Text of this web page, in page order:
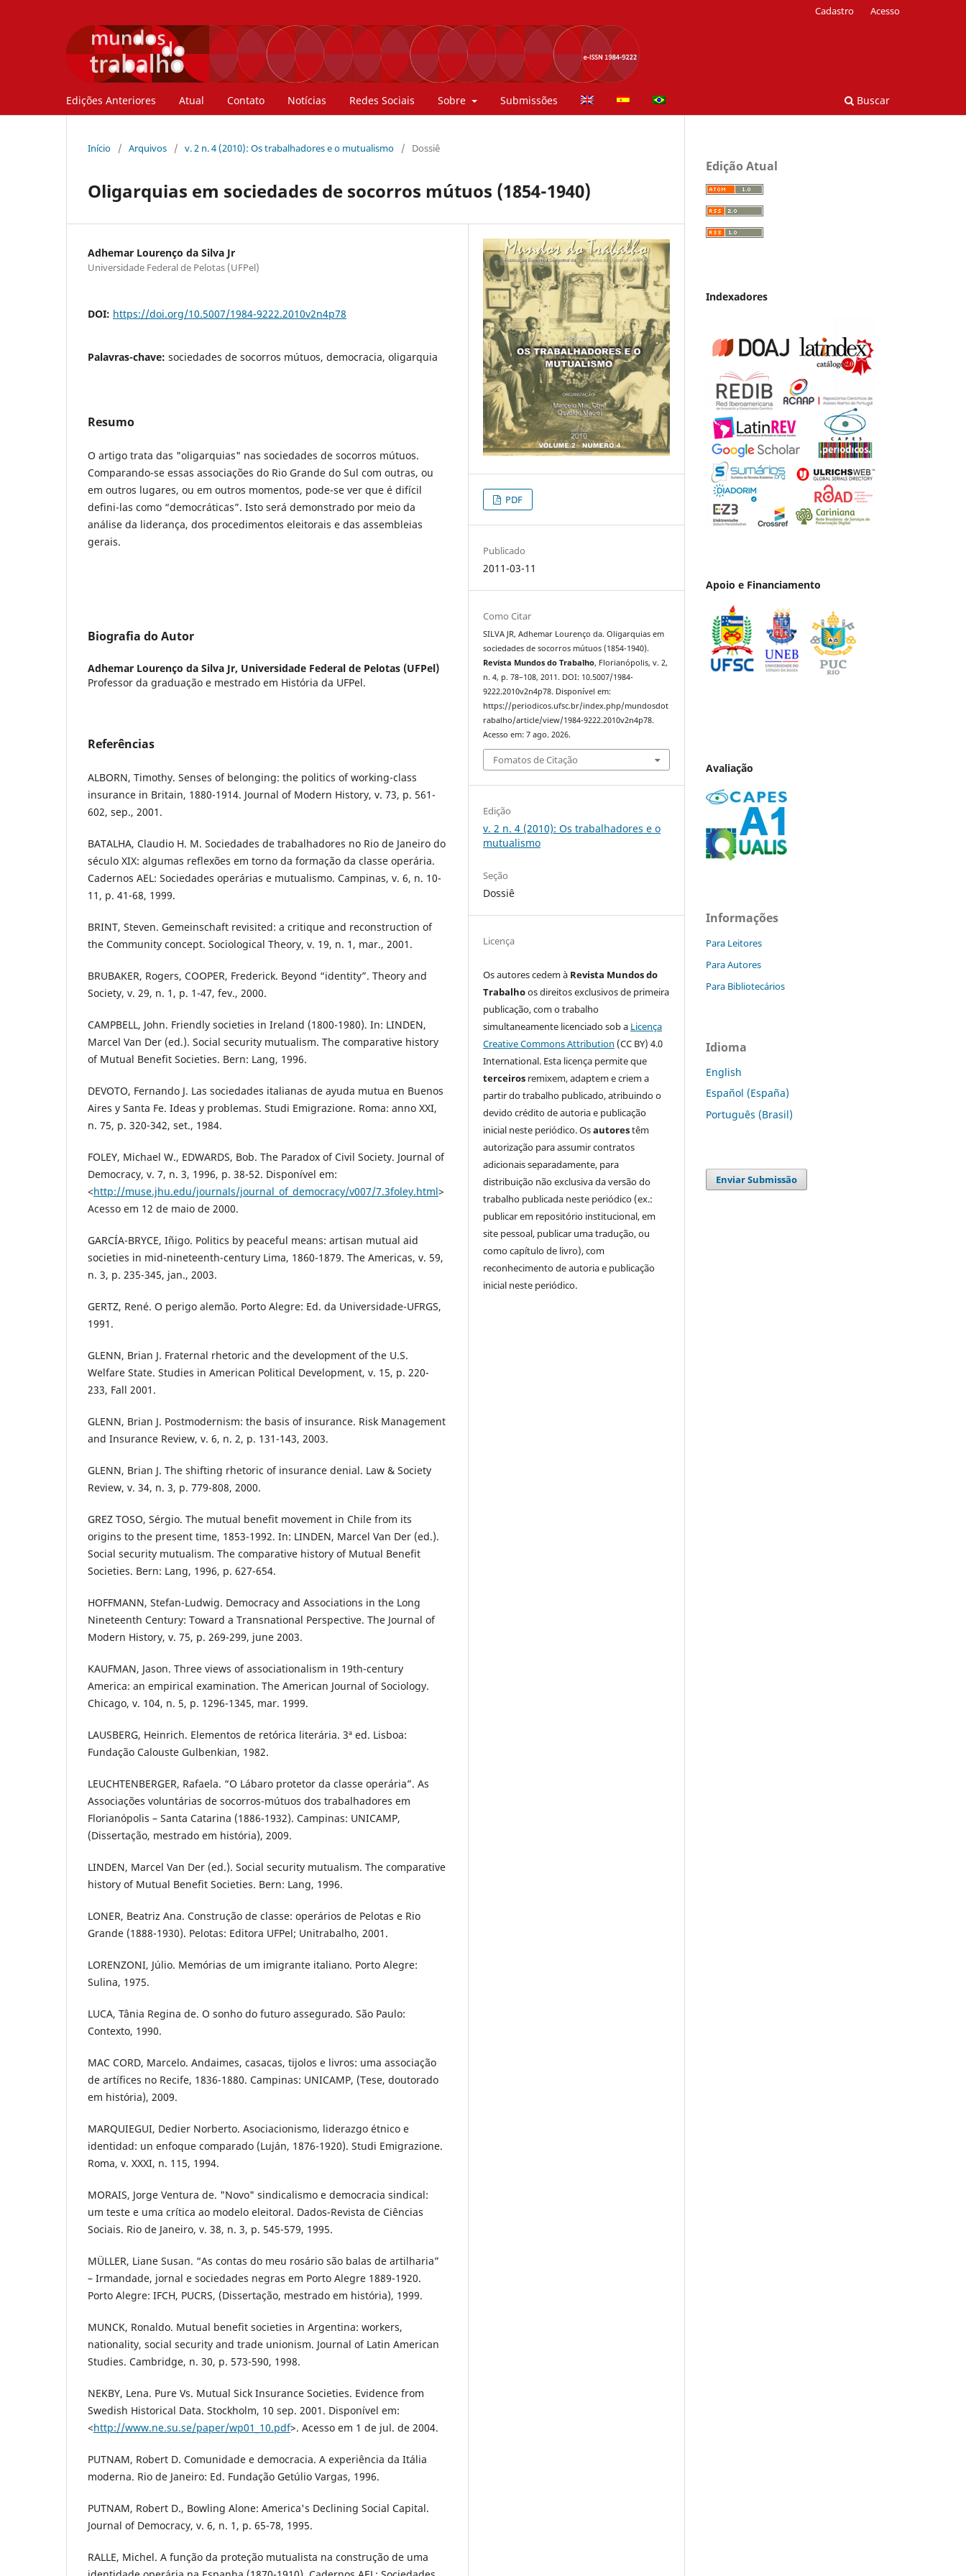
Edições Anteriores Atual Contato Notícias Redes Sociais Sobre Submissões Buscar
Cadastro Acesso
Início / Arquivos / v. 2 n. 4 (2010): Os trabalhadores e o mutualismo / Dossiê
Oligarquias em sociedades de socorros mútuos (1854-1940)
Adhemar Lourenço da Silva Jr
Universidade Federal de Pelotas (UFPel)
DOI: https://doi.org/10.5007/1984-9222.2010v2n4p78
Palavras-chave: sociedades de socorros mútuos, democracia, oligarquia
Resumo
O artigo trata das "oligarquias" nas sociedades de socorros mútuos.
Comparando-se essas associações do Rio Grande do Sul com outras, ou
em outros lugares, ou em outros momentos, pode-se ver que é difícil
defini-las como “democráticas”. Isto será demonstrado por meio da
análise da liderança, dos procedimentos eleitorais e das assembleias
gerais.
Biografia do Autor
Adhemar Lourenço da Silva Jr, Universidade Federal de Pelotas (UFPel)
Professor da graduação e mestrado em História da UFPel.
Referências
ALBORN, Timothy. Senses of belonging: the politics of working-class
insurance in Britain, 1880-1914. Journal of Modern History, v. 73, p. 561-
602, sep., 2001.
BATALHA, Claudio H. M. Sociedades de trabalhadores no Rio de Janeiro do
século XIX: algumas reflexões em torno da formação da classe operária.
Cadernos AEL: Sociedades operárias e mutualismo. Campinas, v. 6, n. 10-
11, p. 41-68, 1999.
BRINT, Steven. Gemeinschaft revisited: a critique and reconstruction of
the Community concept. Sociological Theory, v. 19, n. 1, mar., 2001.
BRUBAKER, Rogers, COOPER, Frederick. Beyond “identity”. Theory and
Society, v. 29, n. 1, p. 1-47, fev., 2000.
CAMPBELL, John. Friendly societies in Ireland (1800-1980). In: LINDEN,
Marcel Van Der (ed.). Social security mutualism. The comparative history
of Mutual Benefit Societies. Bern: Lang, 1996.
DEVOTO, Fernando J. Las sociedades italianas de ayuda mutua en Buenos
Aires y Santa Fe. Ideas y problemas. Studi Emigrazione. Roma: anno XXI,
n. 75, p. 320-342, set., 1984.
FOLEY, Michael W., EDWARDS, Bob. The Paradox of Civil Society. Journal of
Democracy, v. 7, n. 3, 1996, p. 38-52. Disponível em:
<http://muse.jhu.edu/journals/journal_of_democracy/v007/7.3foley.html>
Acesso em 12 de maio de 2000.
GARCÍA-BRYCE, Iñigo. Politics by peaceful means: artisan mutual aid
societies in mid-nineteenth-century Lima, 1860-1879. The Americas, v. 59,
n. 3, p. 235-345, jan., 2003.
GERTZ, René. O perigo alemão. Porto Alegre: Ed. da Universidade-UFRGS,
1991.
GLENN, Brian J. Fraternal rhetoric and the development of the U.S.
Welfare State. Studies in American Political Development, v. 15, p. 220-
233, Fall 2001.
GLENN, Brian J. Postmodernism: the basis of insurance. Risk Management
and Insurance Review, v. 6, n. 2, p. 131-143, 2003.
GLENN, Brian J. The shifting rhetoric of insurance denial. Law & Society
Review, v. 34, n. 3, p. 779-808, 2000.
GREZ TOSO, Sérgio. The mutual benefit movement in Chile from its
origins to the present time, 1853-1992. In: LINDEN, Marcel Van Der (ed.).
Social security mutualism. The comparative history of Mutual Benefit
Societies. Bern: Lang, 1996, p. 627-654.
HOFFMANN, Stefan-Ludwig. Democracy and Associations in the Long
Nineteenth Century: Toward a Transnational Perspective. The Journal of
Modern History, v. 75, p. 269-299, june 2003.
KAUFMAN, Jason. Three views of associationalism in 19th-century
America: an empirical examination. The American Journal of Sociology.
Chicago, v. 104, n. 5, p. 1296-1345, mar. 1999.
LAUSBERG, Heinrich. Elementos de retórica literária. 3ª ed. Lisboa:
Fundação Calouste Gulbenkian, 1982.
LEUCHTENBERGER, Rafaela. “O Lábaro protetor da classe operária”. As
Associações voluntárias de socorros-mútuos dos trabalhadores em
Florianópolis – Santa Catarina (1886-1932). Campinas: UNICAMP,
(Dissertação, mestrado em história), 2009.
LINDEN, Marcel Van Der (ed.). Social security mutualism. The comparative
history of Mutual Benefit Societies. Bern: Lang, 1996.
LONER, Beatriz Ana. Construção de classe: operários de Pelotas e Rio
Grande (1888-1930). Pelotas: Editora UFPel; Unitrabalho, 2001.
LORENZONI, Júlio. Memórias de um imigrante italiano. Porto Alegre:
Sulina, 1975.
LUCA, Tânia Regina de. O sonho do futuro assegurado. São Paulo:
Contexto, 1990.
MAC CORD, Marcelo. Andaimes, casacas, tijolos e livros: uma associação
de artífices no Recife, 1836-1880. Campinas: UNICAMP, (Tese, doutorado
em história), 2009.
MARQUIEGUI, Dedier Norberto. Asociacionismo, liderazgo étnico e
identidad: un enfoque comparado (Luján, 1876-1920). Studi Emigrazione.
Roma, v. XXXI, n. 115, 1994.
MORAIS, Jorge Ventura de. "Novo" sindicalismo e democracia sindical:
um teste e uma crítica ao modelo eleitoral. Dados-Revista de Ciências
Sociais. Rio de Janeiro, v. 38, n. 3, p. 545-579, 1995.
MÜLLER, Liane Susan. “As contas do meu rosário são balas de artilharia”
– Irmandade, jornal e sociedades negras em Porto Alegre 1889-1920.
Porto Alegre: IFCH, PUCRS, (Dissertação, mestrado em história), 1999.
MUNCK, Ronaldo. Mutual benefit societies in Argentina: workers,
nationality, social security and trade unionism. Journal of Latin American
Studies. Cambridge, n. 30, p. 573-590, 1998.
NEKBY, Lena. Pure Vs. Mutual Sick Insurance Societies. Evidence from
Swedish Historical Data. Stockholm, 10 sep. 2001. Disponível em:
<http://www.ne.su.se/paper/wp01_10.pdf>. Acesso em 1 de jul. de 2004.
PUTNAM, Robert D. Comunidade e democracia. A experiência da Itália
moderna. Rio de Janeiro: Ed. Fundação Getúlio Vargas, 1996.
PUTNAM, Robert D., Bowling Alone: America's Declining Social Capital.
Journal of Democracy, v. 6, n. 1, p. 65-78, 1995.
RALLE, Michel. A função da proteção mutualista na construção de uma
PDF
Publicado
2011-03-11
Como Citar
SILVA JR, Adhemar Lourenço da. Oligarquias em
sociedades de socorros mútuos (1854-1940).
Revista Mundos do Trabalho, Florianópolis, v. 2,
n. 4, p. 78–108, 2011. DOI: 10.5007/1984-
9222.2010v2n4p78. Disponível em:
https://periodicos.ufsc.br/index.php/mundosdot
rabalho/article/view/1984-9222.2010v2n4p78.
Acesso em: 7 ago. 2026.
Fomatos de Citação
Edição
v. 2 n. 4 (2010): Os trabalhadores e o
mutualismo
Seção
Dossiê
Licença
Os autores cedem à Revista Mundos do
Trabalhoos direitos exclusivos de primeira
publicação, com o trabalho
simultaneamente licenciado sob a Licença
Creative Commons Attribution (CC BY) 4.0
International. Esta licença permite que
terceiros remixem, adaptem e criem a
partir do trabalho publicado, atribuindo o
devido crédito de autoria e publicação
inicial neste periódico. Osautorestêm
autorização para assumir contratos
adicionais separadamente, para
distribuição não exclusiva da versão do
trabalho publicada neste periódico (ex.:
publicar em repositório institucional, em
site pessoal, publicar uma tradução, ou
como capítulo de livro), com
reconhecimento de autoria e publicação
inicial neste periódico.
Edição Atual
Indexadores
Apoio e Financiamento
Avaliação
Informações
Para Leitores
Para Autores
Para Bibliotecários
Idioma
English
Español (España)
Português (Brasil)
Enviar Submissão